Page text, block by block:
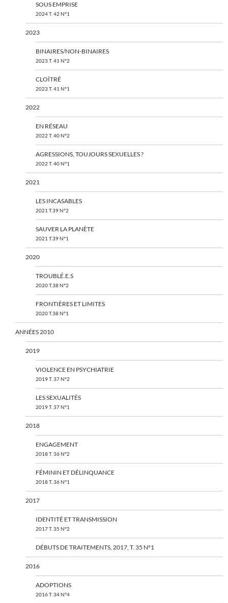
SOUS EMPRISE
2024 T. 42 N°1
2023
BINAIRES/NON-BINAIRES
2023 T. 41 N°2
CLOÎTRÉ
2023 T. 41 N°1
2022
EN RÉSEAU
2022 T. 40 N°2
AGRESSIONS, TOUJOURS SEXUELLES ?
2022 T. 40 N°1
2021
LES INCASABLES
2021 T.39 N°2
SAUVER LA PLANÈTE
2021 T.39 N°1
2020
TROUBLÉ.E.S
2020 T.38 N°2
FRONTIÈRES ET LIMITES
2020 T.38 N°1
ANNÉES 2010
2019
VIOLENCE EN PSYCHIATRIE
2019 T. 37 N°2
LES SEXUALITÉS
2019 T. 37 N°1
2018
ENGAGEMENT
2018 T. 36 N°2
FÉMININ ET DÉLINQUANCE
2018 T. 36 N°1
2017
IDENTITÉ ET TRANSMISSION
2017 T. 35 N°2
DÉBUTS DE TRAITEMENTS, 2017, T. 35 N°1
2016
ADOPTIONS
2016 T. 34 N°4